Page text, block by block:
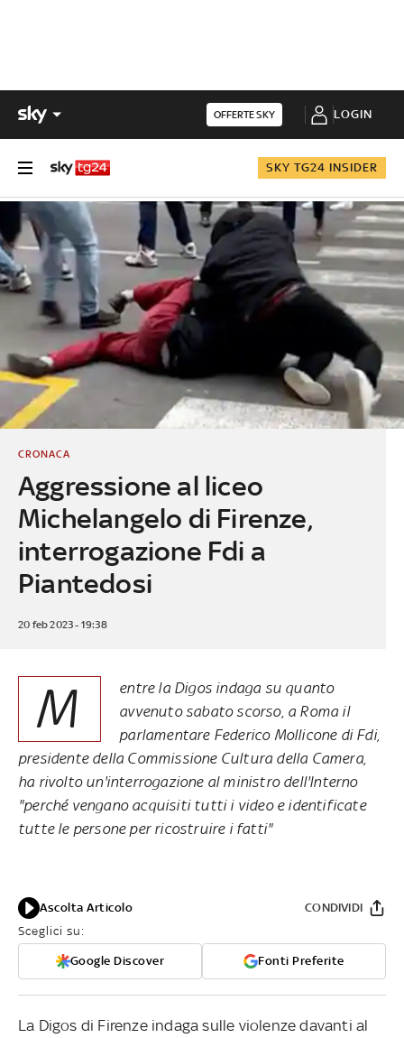
OFFERTE SKY LOGIN
SKY TG24 INSIDER
Aggressione al liceo
Michelangelo di Firenze,
interrogazione Fdi a
Piantedosi
CRONACA
20 feb 2023 - 19:38
M
entre la Digos indaga su quanto
avvenuto sabato scorso, a Roma il
parlamentare Federico Mollicone di Fdi,
presidente della Commissione Cultura della Camera,
ha rivolto un'interrogazione al ministro dell'Interno
"perché vengano acquisiti tutti i video e identificate
tutte le persone per ricostruire i fatti"
Ascolta Articolo
Sceglici su:
Google Discover Fonti Preferite
CONDIVIDI
La Digos di Firenze indaga sulle violenze davanti al